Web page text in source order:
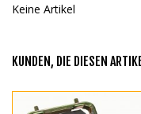
Keine Artikel
KUNDEN, DIE DIESEN